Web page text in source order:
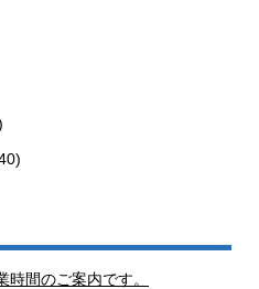
間のご案内です。